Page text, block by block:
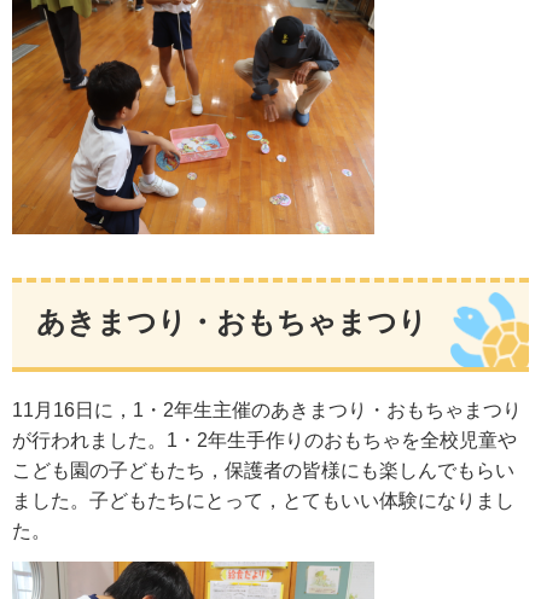
あきまつり・おもちゃまつり
11月16日に，1・2年生主催のあきまつり・おもちゃまつり
が行われました。1・2年生手作りのおもちゃを全校児童や
こども園の子どもたち，保護者の皆様にも楽しんでもらい
ました。子どもたちにとって，とてもいい体験になりまし
た。